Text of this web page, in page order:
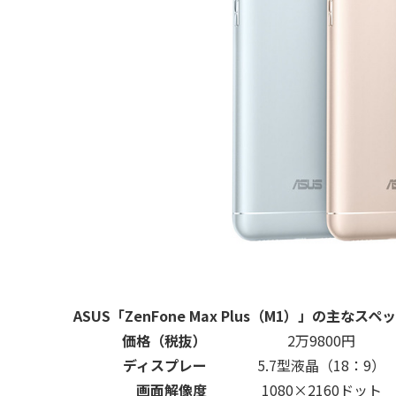
ASUS「ZenFone Max Plus（M1）」の主なスペ
価格（税抜）
2万9800円
ディスプレー
5.7型液晶（18：9）
画面解像度
1080×2160ドット